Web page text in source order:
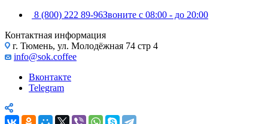
8 (800) 222 89-96Звоните с 08:00 - до 20:00
Контактная информация
г. Тюмень, ул. Молодёжная 74 стр 4
info@sok.coffee
Вконтакте
Telegram